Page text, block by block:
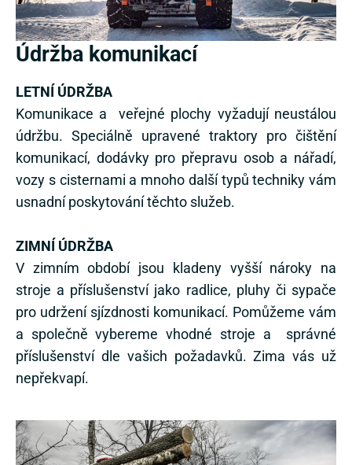
Údržba komunikací
LETNÍ ÚDRŽBA
Komunikace a veřejné plochy vyžadují neustálou
údržbu. Speciálně upravené traktory pro čištění
komunikací, dodávky pro přepravu osob a nářadí,
vozy s cisternami a mnoho další typů techniky vám
usnadní poskytování těchto služeb.
ZIMNÍ ÚDRŽBA
V zimním období jsou kladeny vyšší nároky na
stroje a příslušenství jako radlice, pluhy či sypače
pro udržení sjízdnosti komunikací. Pomůžeme vám
a společně vybereme vhodné stroje a správné
příslušenství dle vašich požadavků. Zima vás už
nepřekvapí.